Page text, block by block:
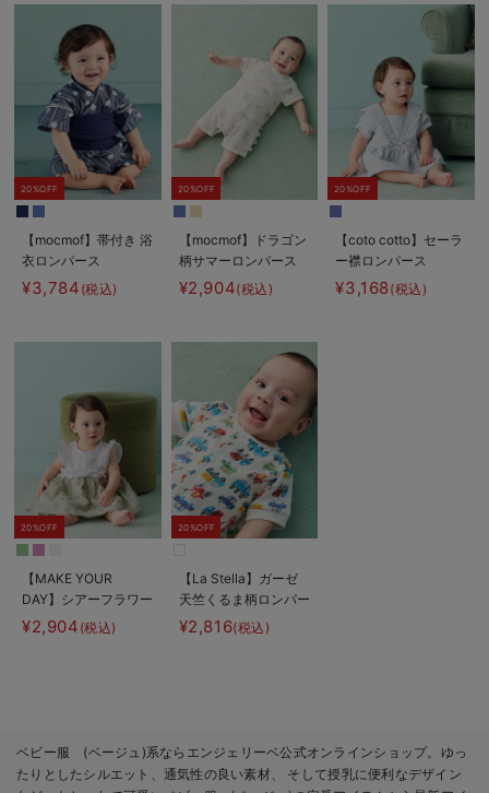
20%OFF
【mocmof】帯付き 浴
衣ロンパース
¥3,784 (税込)
20%OFF
【mocmof】ドラゴン
柄サマーロンパース
¥2,904(税込)
20%OFF
【coto cotto】セーラ
ー襟ロンパース
¥3,168(税込)
20%OFF
【MAKE YOUR
DAY】シアーフラワー
ロンパース
¥2,904 (税込)
20%OFF
【La Stella】ガーゼ
天竺くるま柄ロンパー
ス
¥2,816(税込)
ベビー服 (ベージュ)系ならエンジェリーベ公式オンラインショップ。ゆっ
たりとしたシルエット、通気性の良い素材、 そして授乳に便利なデザイン